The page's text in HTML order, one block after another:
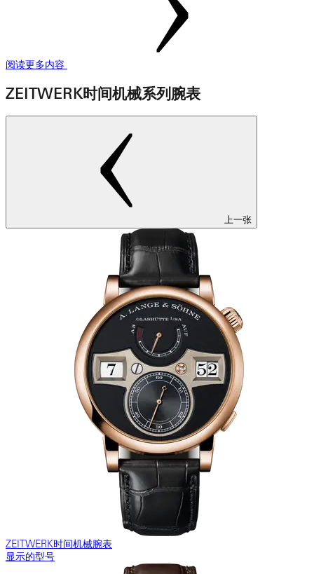
阅读更多内容
ZEITWERK时间机械系列腕表
上一张
ZEITWERK时间机械腕表
显示的型号